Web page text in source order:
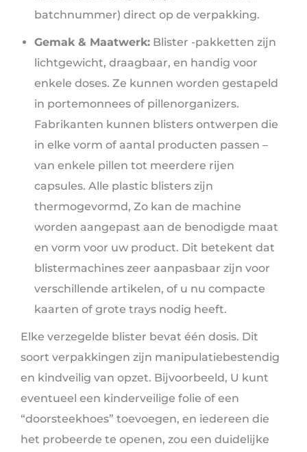
batchnummer) direct op de verpakking.
Gemak & Maatwerk: Blister -pakketten zijn
lichtgewicht, draagbaar, en handig voor
enkele doses. Ze kunnen worden gestapeld
in portemonnees of pillenorganizers.
Fabrikanten kunnen blisters ontwerpen die
in elke vorm of aantal producten passen –
van enkele pillen tot meerdere rijen
capsules. Alle plastic blisters zijn
thermogevormd, Zo kan de machine
worden aangepast aan de benodigde maat
en vorm voor uw product. Dit betekent dat
blistermachines zeer aanpasbaar zijn voor
verschillende artikelen, of u nu compacte
kaarten of grote trays nodig heeft.
Elke verzegelde blister bevat één dosis. Dit
soort verpakkingen zijn manipulatiebestendig
en kindveilig van opzet. Bijvoorbeeld, U kunt
eventueel een kinderveilige folie of een
“doorsteekhoes” toevoegen, en iedereen die
het probeerde te openen, zou een duidelijke